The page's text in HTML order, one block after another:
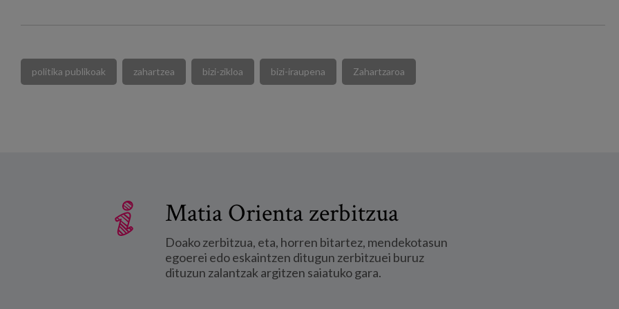
politika publikoak zahartzea bizi-zikloa bizi-iraupena Zahartzaroa
Matia Orienta zerbitzua
Doako zerbitzua, eta, horren bitartez, mendekotasun
egoerei edo eskaintzen ditugun zerbitzuei buruz
dituzun zalantzak argitzen saiatuko gara.